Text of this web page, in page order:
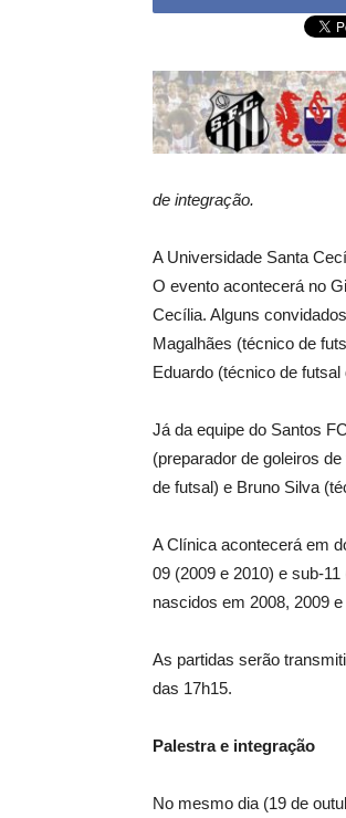
de integração.
A Universidade Santa
O evento acontecerá no
Cecília. Alguns
Magalhães (técnico de
Eduardo (técnico de
Já da equipe do Santos
(preparador de goleiros
de futsal) e Bruno Silva
A Clínica acontecerá em
09 (2009 e 2010) e sub-
nascidos em 2008, 2009
As partidas serão
das 17h15.
Palestra e integração
No mesmo dia (19 de